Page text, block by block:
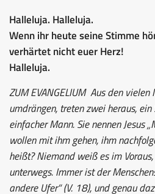
Halleluja. Halleluja.
Wenn ihr heute seine Stimme
verhärtet nicht euer Herz!
Halleluja.
ZUM EVANGELIUMAus den vielen
umdrängen, treten zwei heraus,
einfacher Mann. Sie nennen Jesus
wollen mit ihm gehen, ihm
heißt? Niemand weiß es im
unterwegs. Immer ist der
andere Ufer“ (V. 18), und genau